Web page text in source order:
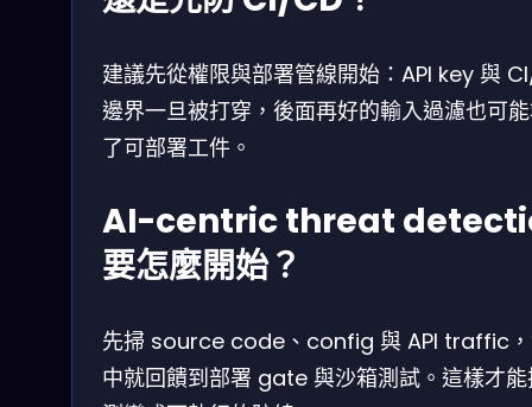
建議先從權限與部署管線開始：API key 與
邊界一旦被打穿，後面再好的輸入過濾也可
了可部署工件。
AI-centric threat
要怎麼開始？
先掃 source code、config 與 API traffic
中就回饋到部署 gate 與沙箱測試。這樣才